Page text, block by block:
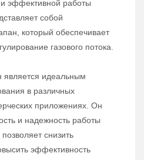
эффективной работы
собой
который обеспечивает
газового потока.
является идеальным
в различных
приложениях. Он
и надежность работы
снизить
эффективность